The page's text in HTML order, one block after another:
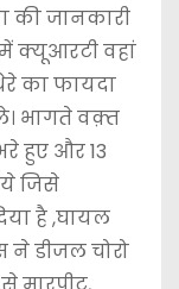
की जानकारी
क्यूआरटी वहां
का फायदा
भागते वक़्त
हुए और 13
जिसे
है ,घायल
ने डीजल चोरो